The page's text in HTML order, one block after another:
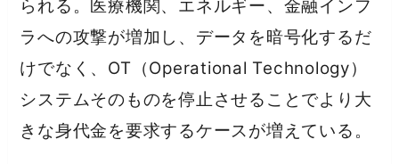
られる。医療機関、エネルギー、金融インフ
ラへの攻撃が増加し、データを暗号化するだ
けでなく、OT（Operational Technology）
システムそのものを停止させることでより大
きな身代金を要求するケースが増えている。